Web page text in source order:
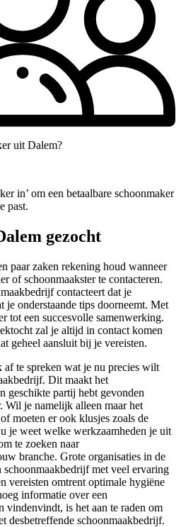
uit Dalem?
in’ om een betaalbare schoonmaker
past.
gezocht
paar zaken rekening houd wanneer
of schoonmaakster te contacteren.
contacteert dat je
je onderstaande tips doorneemt. Met
tot een succesvolle samenwerking.
zal je altijd in contact komen
geheel aansluit bij je vereisten.
te spreken wat je nu precies wilt
Dit maakt het
geschikte partij hebt gevonden
je namelijk alleen maar het
moeten er ook klusjes zoals de
je weet welke werkzaamheden je uit
te zoeken naar
branche. Grote organisaties in de
met veel ervaring
vereisten omtrent optimale hygiëne
informatie over een
vindenvindt, is het aan te raden om
desbetreffende schoonmaakbedrijf.